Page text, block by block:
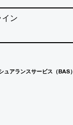
ン
ュアランスサービス（BAS）